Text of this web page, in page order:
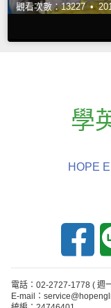
觀看次數：13227 •
學
HOPE
電話：02-2727-1778 ( 週
E-mail：